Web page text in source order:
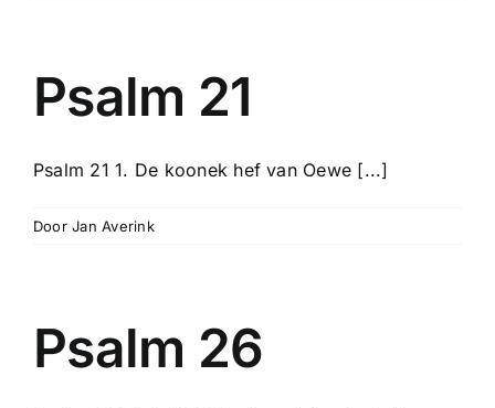
Psalm 21
Psalm 21 1. De koonek hef van Oewe [...]
DoorJan Averink
Psalm 26